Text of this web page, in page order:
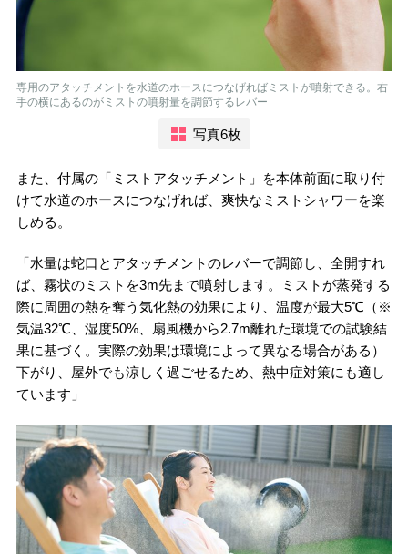
専用のアタッチメントを水道のホースにつなげればミストが噴射できる。右
手の横にあるのがミストの噴射量を調節するレバー
写真6枚
また、付属の「ミストアタッチメント」を本体前面に取り付
けて水道のホースにつなげれば、爽快なミストシャワーを楽
しめる。
「水量は蛇口とアタッチメントのレバーで調節し、全開すれ
ば、霧状のミストを3m先まで噴射します。ミストが蒸発する
際に周囲の熱を奪う気化熱の効果により、温度が最大5℃（※
気温32℃、湿度50%、扇風機から2.7m離れた環境での試験結
果に基づく。実際の効果は環境によって異なる場合がある）
下がり、屋外でも涼しく過ごせるため、熱中症対策にも適し
ています」